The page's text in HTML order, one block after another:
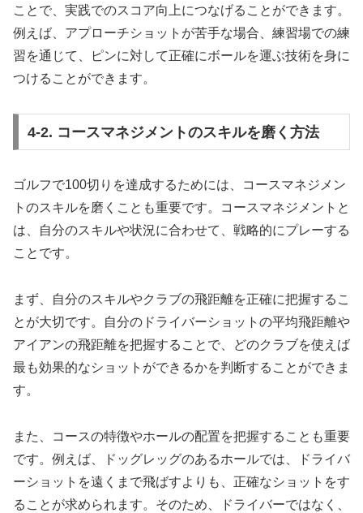
ことで、実践でのスコア向上につなげることができます。
例えば、アプローチショットが苦手な場合、練習場での練
習を通じて、ピンに対して正確にボールを運ぶ技術を身に
つけることができます。
4-2. コースマネジメントのスキルを磨く方法
ゴルフで100切りを達成するためには、コースマネジメン
トのスキルを磨くことも重要です。コースマネジメントと
は、自分のスキルや状況に合わせて、戦略的にプレーする
ことです。
まず、自分のスキルやクラブの飛距離を正確に把握するこ
とが大切です。自分のドライバーショットの平均飛距離や
アイアンの飛距離を把握することで、どのクラブを使えば
最も効果的なショットができるかを判断することができま
す。
また、コースの特徴やホールの配置を把握することも重要
です。例えば、ドッグレッグのあるホールでは、ドライバ
ーショットを遠くまで飛ばすよりも、正確なショットをす
ることが求められます。そのため、ドライバーではなく、